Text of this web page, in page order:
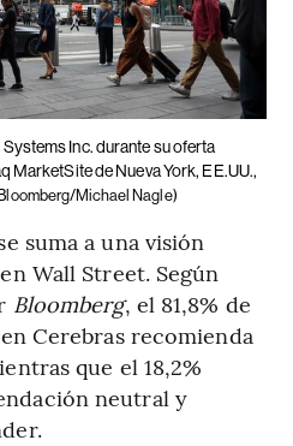
Inc. durante su oferta
MarketSite de Nueva York, EE.UU.,
Michael Nagle)
suma a una visión
Wall Street. Según
Bloomberg, el 81,8% de
Cerebras recomienda
que el 18,2%
neutral y